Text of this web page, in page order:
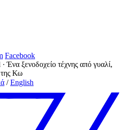
Facebook
ξενοδοχείο τέχνης από γυαλί,
της Κω
/ English